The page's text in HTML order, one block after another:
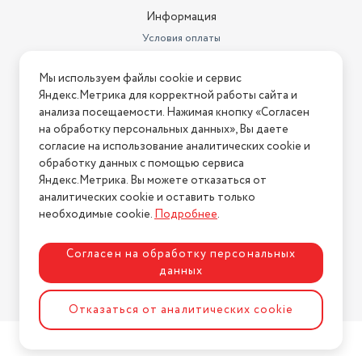
Информация
Условия оплаты
Условия возврата
Нашли ошибку на сайте? Напишите нам
2026 © Интернет-магазин "АстМаркет". У нас есть всё!
Политика конфиденциальности
Разработка сайтаASTDESIGN
Мы используем файлы cookie и сервис
Яндекс.Метрика для корректной работы сайта и
анализа посещаемости. Нажимая кнопку «Согласен
на обработку персональных данных», Вы даете
согласие на использование аналитических cookie и
обработку данных с помощью сервиса
Яндекс.Метрика. Вы можете отказаться от
аналитических cookie и оставить только
необходимые cookie.Подробнее.
Согласен на обработку персональных
данных
Отказаться от аналитических cookie